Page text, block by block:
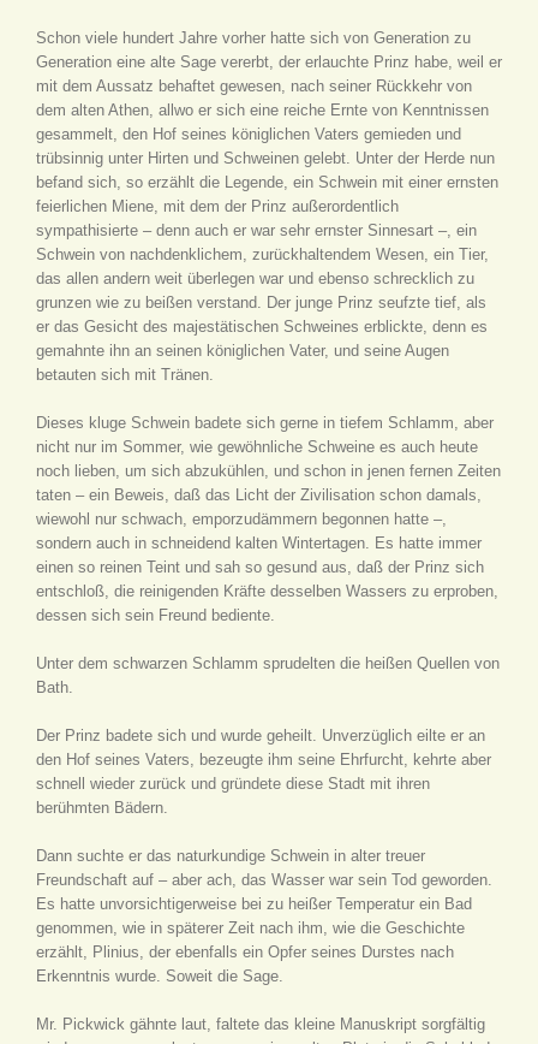
Schon viele hundert Jahre vorher hatte sich von Generation zu
Generation eine alte Sage vererbt, der erlauchte Prinz habe, weil er
mit dem Aussatz behaftet gewesen, nach seiner Rückkehr von
dem alten Athen, allwo er sich eine reiche Ernte von Kenntnissen
gesammelt, den Hof seines königlichen Vaters gemieden und
trübsinnig unter Hirten und Schweinen gelebt. Unter der Herde nun
befand sich, so erzählt die Legende, ein Schwein mit einer ernsten
feierlichen Miene, mit dem der Prinz außerordentlich
sympathisierte – denn auch er war sehr ernster Sinnesart –, ein
Schwein von nachdenklichem, zurückhaltendem Wesen, ein Tier,
das allen andern weit überlegen war und ebenso schrecklich zu
grunzen wie zu beißen verstand. Der junge Prinz seufzte tief, als
er das Gesicht des majestätischen Schweines erblickte, denn es
gemahnte ihn an seinen königlichen Vater, und seine Augen
betauten sich mit Tränen.
Dieses kluge Schwein badete sich gerne in tiefem Schlamm, aber
nicht nur im Sommer, wie gewöhnliche Schweine es auch heute
noch lieben, um sich abzukühlen, und schon in jenen fernen Zeiten
taten – ein Beweis, daß das Licht der Zivilisation schon damals,
wiewohl nur schwach, emporzudämmern begonnen hatte –,
sondern auch in schneidend kalten Wintertagen. Es hatte immer
einen so reinen Teint und sah so gesund aus, daß der Prinz sich
entschloß, die reinigenden Kräfte desselben Wassers zu erproben,
dessen sich sein Freund bediente.
Unter dem schwarzen Schlamm sprudelten die heißen Quellen von
Bath.
Der Prinz badete sich und wurde geheilt. Unverzüglich eilte er an
den Hof seines Vaters, bezeugte ihm seine Ehrfurcht, kehrte aber
schnell wieder zurück und gründete diese Stadt mit ihren
berühmten Bädern.
Dann suchte er das naturkundige Schwein in alter treuer
Freundschaft auf – aber ach, das Wasser war sein Tod geworden.
Es hatte unvorsichtigerweise bei zu heißer Temperatur ein Bad
genommen, wie in späterer Zeit nach ihm, wie die Geschichte
erzählt, Plinius, der ebenfalls ein Opfer seines Durstes nach
Erkenntnis wurde. Soweit die Sage.
Mr. Pickwick gähnte laut, faltete das kleine Manuskript sorgfältig